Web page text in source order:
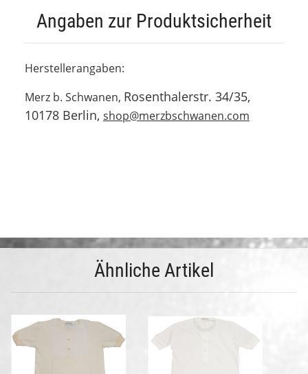
Angaben zur Produktsicherheit
Herstellerangaben:
Merz b. Schwanen, Rosenthalerstr. 34/35,
10178 Berlin, shop@merzbschwanen.com
Ähnliche Artikel